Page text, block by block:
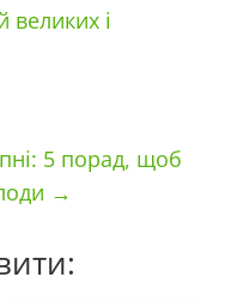
і
5 порад, щоб
→